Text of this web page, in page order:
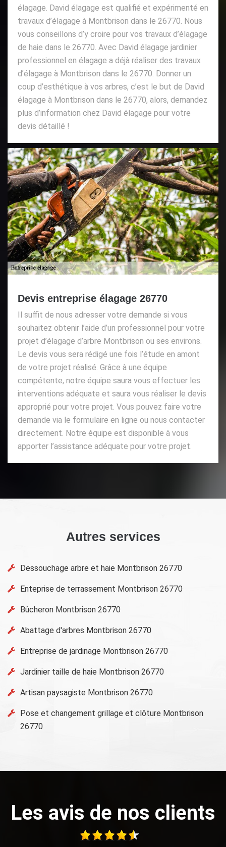
élagage. David élagage est qualifié et expérimenté en
travaux d’élagage à Montbrison dans le 26770. Nous
vous conseillons d’y croire pour vos travaux d’élagage
de haie dans le 26770. Avec David élagage jardinier
professionnel en élagage a déjà réaliser des travaux
d’élagage à Montbrison dans le 26770. Donner un
coup d’esthétique à vos arbres, c’est le but de David
élagage à Montbrison dans le 26770, alors, demandez
plus d’information chez David élagage pour votre
devis détaillé !
Devis entreprise élagage 26770
Il suffit de nous adresser votre demande si vous
souhaitez obtenir l’aide d’un professionnel pour votre
projet d’élagage d’arbre Montbrison ou ses environs.
Le devis vous sera rédigé une fois l’étude en amont
de votre projet réalisé. Grâce à une équipe
compétente, notre équipe saura vous effectuer les
interventions adéquate et saura vous réaliser le devis
approprié pour votre projet. Vous pouvez faire votre
demande via le formulaire en ligne ou nous contacter
directement. Notre équipe est disponible à vous
apporter l’assistance adéquate pour votre projet.
Autres services
Dessouchage arbre et haie Montbrison 26770
Enteprise de terrassement Montbrison 26770
Bûcheron Montbrison 26770
Abattage d'arbres Montbrison 26770
Entreprise de jardinage Montbrison 26770
Jardinier taille de haie Montbrison 26770
Artisan paysagiste Montbrison 26770
Pose et changement grillage et clôture Montbrison
26770
Les avis de nos clients